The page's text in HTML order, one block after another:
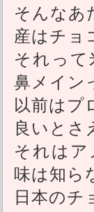
そんなあ
産はチョ
それっ
鼻メイン
以前はプ
良いとさ
それは
味は知ら
日本のチ